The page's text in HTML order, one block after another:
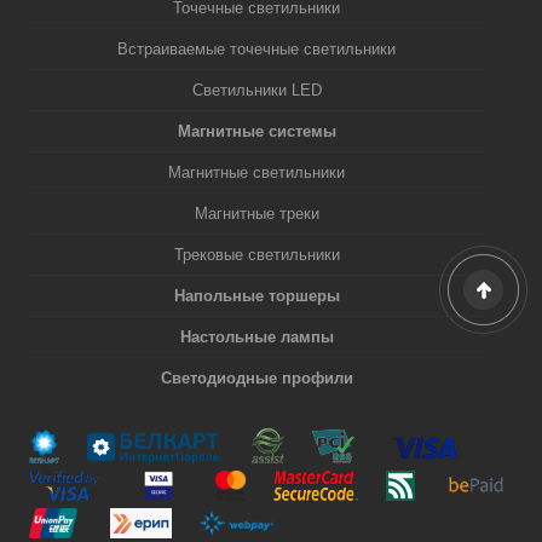
Точечные светильники
Встраиваемые точечные светильники
Светильники LED
Магнитные системы
Магнитные светильники
Магнитные треки
Трековые светильники
Напольные торшеры
Настольные лампы
Светодиодные профили